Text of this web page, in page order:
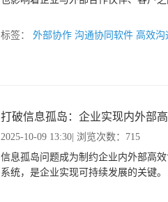
标签： 外部协作 沟通协同软件 高效沟
打破信息孤岛：企业实现内外部
2025-10-09 13:30 | 浏览次数：715
信息孤岛问题成为制约企业内外部高
系统，是企业实现可持续发展的关键。